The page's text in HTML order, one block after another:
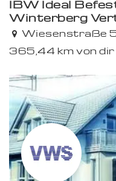
IBW Ideal
Winterberg
Wiesenstraße
365,44 km von